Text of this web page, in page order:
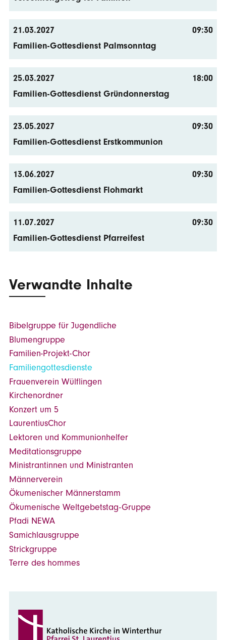
21.03.2027
09:30
Familien-Gottesdienst Palmsonntag
25.03.2027
18:00
Familien-Gottesdienst Gründonnerstag
23.05.2027
09:30
Familien-Gottesdienst Erstkommunion
13.06.2027
09:30
Familien-Gottesdienst Flohmarkt
11.07.2027
09:30
Familien-Gottesdienst Pfarreifest
Verwandte Inhalte
Bibelgruppe für Jugendliche
Blumengruppe
Familien-Projekt-Chor
Familiengottesdienste
Frauenverein Wülflingen
Kirchenordner
Konzert um 5
LaurentiusChor
Lektoren und Kommunionhelfer
Meditationsgruppe
Ministrantinnen und Ministranten
Männerverein
Ökumenischer Männerstamm
Ökumenische Weltgebetstag-Gruppe
Pfadi NEWA
Samichlausgruppe
Strickgruppe
Terre des hommes